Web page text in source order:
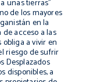
unas tierras”
de los mayores
en la
acceso a las
a vivir en
riesgo de sufrir
Desplazados
disponibles, a